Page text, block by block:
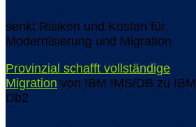
senkt Risiken und Kosten für
Modernisierung und Migration
Provinzial schafft vollständige
Migration von IBM IMS/DB zu IBM
Db2